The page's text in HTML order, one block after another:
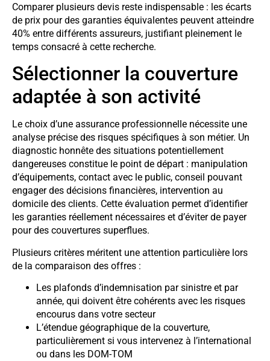
Comparer plusieurs devis reste indispensable : les écarts
de prix pour des garanties équivalentes peuvent atteindre
40% entre différents assureurs, justifiant pleinement le
temps consacré à cette recherche.
Sélectionner la couverture
adaptée à son activité
Le choix d’une assurance professionnelle nécessite une
analyse précise des risques spécifiques à son métier. Un
diagnostic honnête des situations potentiellement
dangereuses constitue le point de départ : manipulation
d’équipements, contact avec le public, conseil pouvant
engager des décisions financières, intervention au
domicile des clients. Cette évaluation permet d’identifier
les garanties réellement nécessaires et d’éviter de payer
pour des couvertures superflues.
Plusieurs critères méritent une attention particulière lors
de la comparaison des offres :
Les plafonds d’indemnisation par sinistre et par
année, qui doivent être cohérents avec les risques
encourus dans votre secteur
L’étendue géographique de la couverture,
particulièrement si vous intervenez à l’international
ou dans les DOM-TOM